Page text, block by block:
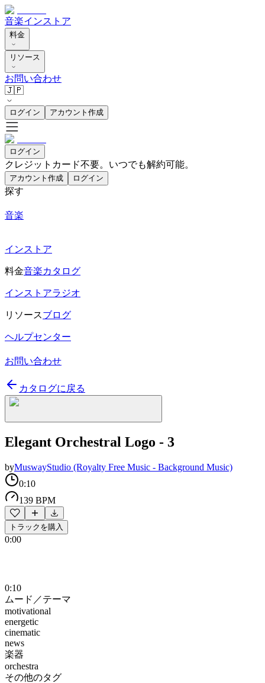
音楽インストア
料金
リソース
お問い合わせ
🇯🇵
ログイン アカウント作成
ログイン
クレジットカード不要。いつでも解約可能。
アカウント作成 ログイン
探す
音楽
インストア
料金音楽カタログ
インストアラジオ
リソースブログ
ヘルプセンター
お問い合わせ
カタログに戻る
Elegant Orchestral Logo - 3
byMuswayStudio (Royalty Free Music - Background Music)
0:10
139 BPM
トラックを購入
0:00
0:10
ムード／テーマ
motivational
energetic
cinematic
news
楽器
orchestra
その他のタグ